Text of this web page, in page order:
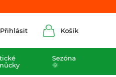
Přihlásit Košík
Sezóna
🌞